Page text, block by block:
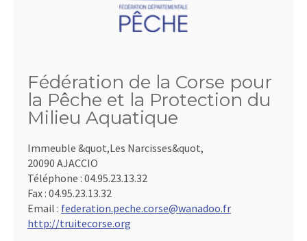
Fédération de la Corse pour
la Pêche et la Protection du
Milieu Aquatique
Immeuble &quot,Les Narcisses&quot,
20090 AJACCIO
Téléphone : 04.95.23.13.32
Fax : 04.95.23.13.32
Email : federation.peche.corse@wanadoo.fr
http://truitecorse.org